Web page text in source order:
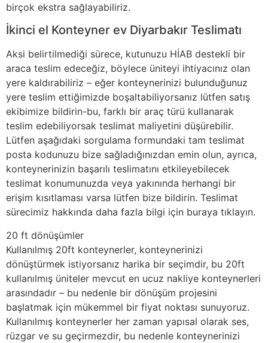
birçok ekstra sağlayabiliriz.
İkinci el Konteyner ev Diyarbakır Teslimatı
Aksi belirtilmediği sürece, kutunuzu HİAB destekli bir
araca teslim edeceğiz, böylece üniteyi ihtiyacınız olan
yere kaldırabiliriz – eğer konteynerinizi bulunduğunuz
yere teslim ettiğimizde boşaltabiliyorsanız lütfen satış
ekibimize bildirin-bu, farklı bir araç türü kullanarak
teslim edebiliyorsak teslimat maliyetini düşürebilir.
Lütfen aşağıdaki sorgulama formundaki tam teslimat
posta kodunuzu bize sağladığınızdan emin olun, ayrıca,
konteynerinizin başarılı teslimatını etkileyebilecek
teslimat konumunuzda veya yakınında herhangi bir
erişim kısıtlaması varsa lütfen bize bildirin. Teslimat
sürecimiz hakkında daha fazla bilgi için buraya tıklayın.
20 ft dönüşümler
Kullanılmış 20ft konteynerler, konteynerinizi
dönüştürmek istiyorsanız harika bir seçimdir, bu 20ft
kullanılmış üniteler mevcut en ucuz nakliye konteynerleri
arasındadır – bu nedenle bir dönüşüm projesini
başlatmak için mükemmel bir fiyat noktası sunuyoruz.
Kullanılmış konteynerler her zaman yapısal olarak ses,
rüzgar ve su geçirmezdir, bu nedenle konteynerinizi